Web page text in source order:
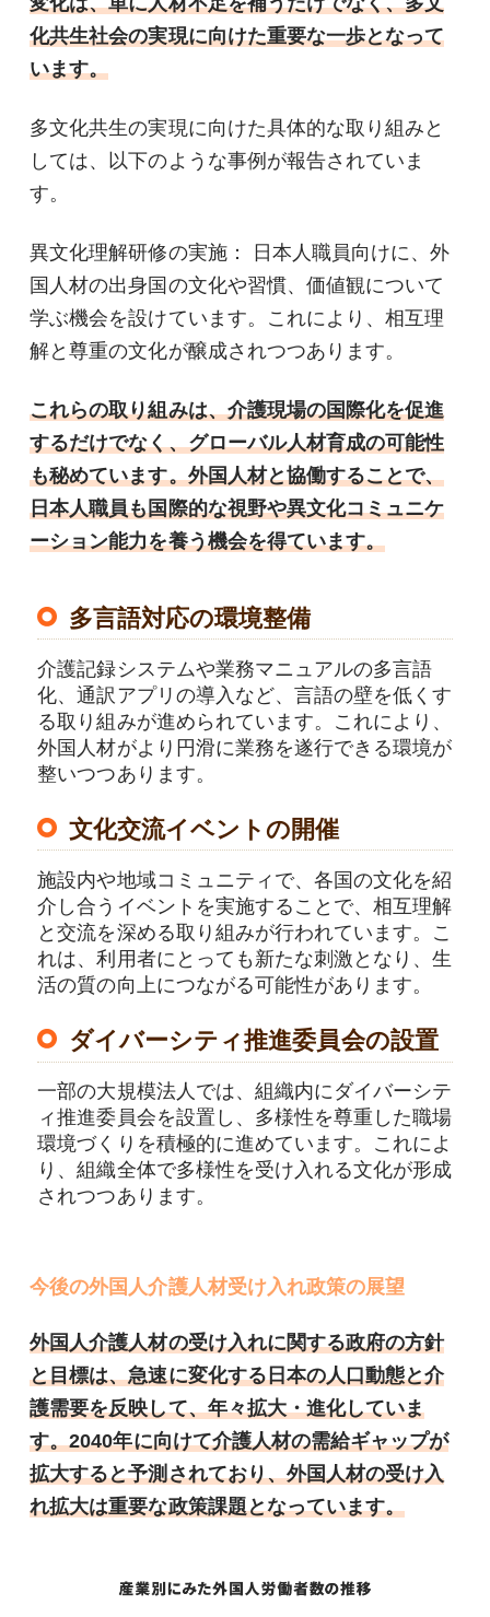
化共生社会の実現に向けた重要な一歩となって
います。
多文化共生の実現に向けた具体的な取り組みと
しては、以下のような事例が報告されていま
す。
異文化理解研修の実施： 日本人職員向けに、外
国人材の出身国の文化や習慣、価値観について
学ぶ機会を設けています。これにより、相互理
解と尊重の文化が醸成されつつあります。
これらの取り組みは、介護現場の国際化を促進
するだけでなく、グローバル人材育成の可能性
も秘めています。外国人材と協働することで、
日本人職員も国際的な視野や異文化コミュニケ
ーション能力を養う機会を得ています。
多言語対応の環境整備
介護記録システムや業務マニュアルの多言語
化、通訳アプリの導入など、言語の壁を低くす
る取り組みが進められています。これにより、
外国人材がより円滑に業務を遂行できる環境が
整いつつあります。
文化交流イベントの開催
施設内や地域コミュニティで、各国の文化を紹
介し合うイベントを実施することで、相互理解
と交流を深める取り組みが行われています。こ
れは、利用者にとっても新たな刺激となり、生
活の質の向上につながる可能性があります。
ダイバーシティ推進委員会の設置
一部の大規模法人では、組織内にダイバーシテ
ィ推進委員会を設置し、多様性を尊重した職場
環境づくりを積極的に進めています。これによ
り、組織全体で多様性を受け入れる文化が形成
されつつあります。
今後の外国人介護人材受け入れ政策の展望
外国人介護人材の受け入れに関する政府の方針
と目標は、急速に変化する日本の人口動態と介
護需要を反映して、年々拡大・進化していま
す。2040年に向けて介護人材の需給ギャップが
拡大すると予測されており、外国人材の受け入
れ拡大は重要な政策課題となっています。